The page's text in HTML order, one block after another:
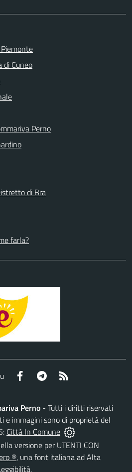
di Cuneo
Perno
di Bra
farla?
Facebook Telegram
Perno- Tutti i diritti riservati
immagini sono di proprietà del
Città In Comune
versione per UTENTI CON
®, una font italiana ad Alta